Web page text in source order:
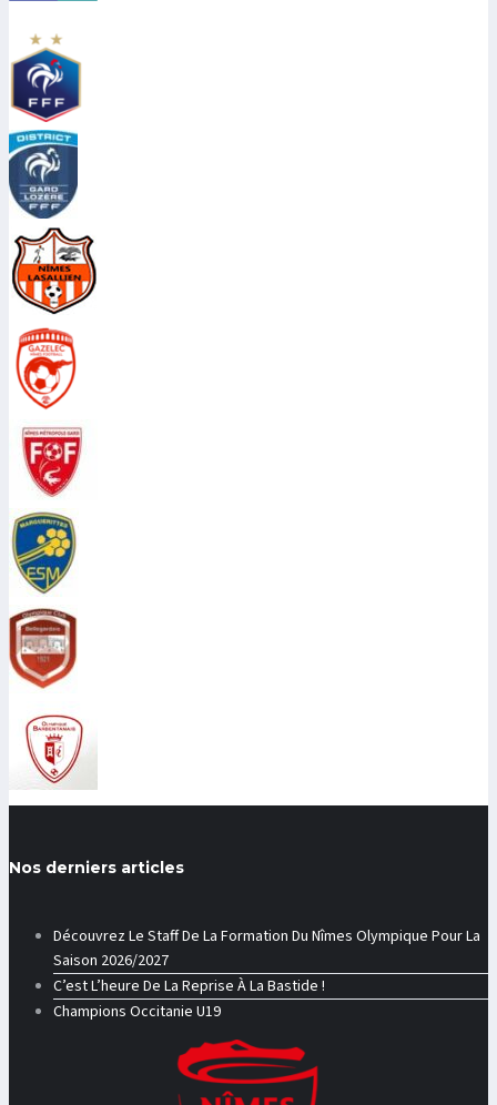
Nos derniers articles
Découvrez Le Staff De La Formation Du Nîmes Olympique Pour La
Saison 2026/2027
C’est L’heure De La Reprise À La Bastide !
Champions Occitanie U19